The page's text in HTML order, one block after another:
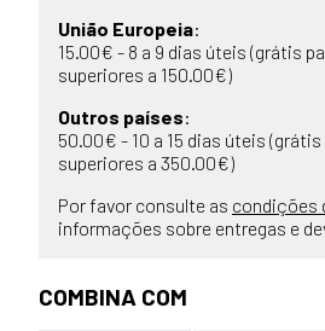
União Europeia:
15.00€ - 8 a 9 dias úteis (grátis
superiores a 150.00€)
Outros países:
50.00€ - 10 a 15 dias úteis
superiores a 350.00€)
Por favor consulte as condições
informações sobre entregas e
COMBINA COM